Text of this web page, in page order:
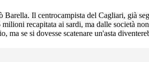
Barella. Il centrocampista del Cagliari, già
recapitata ai sardi, ma dalle società
ma se si dovesse scatenare un'asta